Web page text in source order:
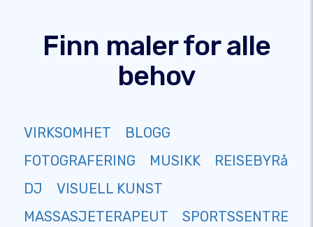
Finn maler for alle
behov
VIRKSOMHET
BLOGG
FOTOGRAFERING
MUSIKK
REISEBYRå
DJ
VISUELL KUNST
MASSASJETERAPEUT
SPORTSSENTRE